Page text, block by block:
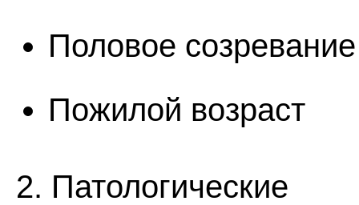
Половое созревание
Пожилой возраст
2. Патологические